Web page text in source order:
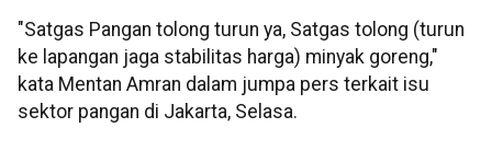
"Satgas Pangan tolong turun ya, Satgas tolong (turun
ke lapangan jaga stabilitas harga) minyak goreng,"
kata Mentan Amran dalam jumpa pers terkait isu
sektor pangan di Jakarta, Selasa.